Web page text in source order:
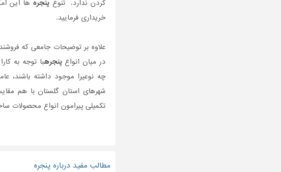
کردن ندارد. تنوع پنجره ها این
خریداری فرمایید.
علاوه بر توضیحات جامعی که
در میان انواع پنجرهبا توجه به
چه نوعیرا موجود داشته باشند،
شهرهای استان گلستان با هم
تکمیلی پیرامون انواع محصولات
مطالب مفید درباره پنجره